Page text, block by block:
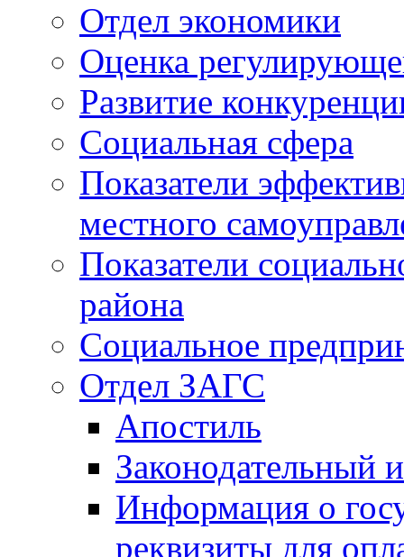
Отдел экономики
Оценка
Развитие
Социальная сфера
Показатели
местного
Показатели
района
Социальное
Отдел ЗАГС
Апостиль
Законодательный
Информация о
реквизиты для